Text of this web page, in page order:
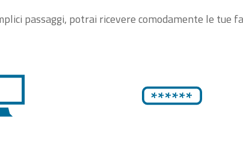
passaggi, potrai ricevere comodamente le tue